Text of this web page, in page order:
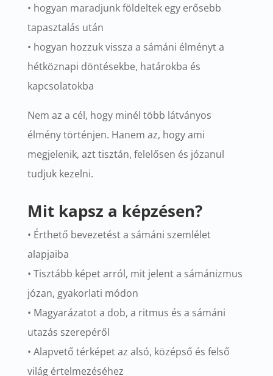
• hogyan maradjunk földeltek egy erősebb
tapasztalás után
• hogyan hozzuk vissza a sámáni élményt a
hétköznapi döntésekbe, határokba és
kapcsolatokba
Nem az a cél, hogy minél több látványos
élmény történjen. Hanem az, hogy ami
megjelenik, azt tisztán, felelősen és józanul
tudjuk kezelni.
Mit kapsz a képzésen?
• Érthető bevezetést a sámáni szemlélet
alapjaiba
• Tisztább képet arról, mit jelent a sámánizmus
józan, gyakorlati módon
• Magyarázatot a dob, a ritmus és a sámáni
utazás szerepéről
• Alapvető térképet az alsó, középső és felső
világ értelmezéséhez